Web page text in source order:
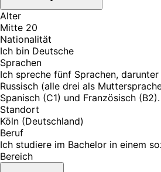
Alter
Mitte 20
Nationalität
Ich bin Deutsche
Sprachen
Ich spreche fünf Sprachen,
Russisch (alle drei als
Spanisch (C1) und Französisch (B2).
Standort
Köln (Deutschland)
Beruf
Ich studiere im Bachelor in einem
Bereich